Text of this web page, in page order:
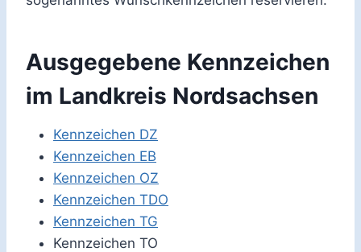
Ausgegebene Kennzeichen
im Landkreis Nordsachsen
Kennzeichen DZ
Kennzeichen EB
Kennzeichen OZ
Kennzeichen TDO
Kennzeichen TG
Kennzeichen TO